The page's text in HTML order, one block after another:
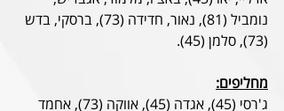
נומביל (81), נאור, חדידה (73), ברסקי, בדש
(73), סלמן (45).
מחליפים:
ג'רסי (45), אגדה (45), אווקה (73), אחמד